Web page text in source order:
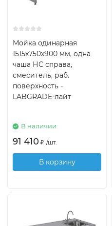
Мойка одинарная
1515х750х900 мм, одна
чаша НС справа,
смеситель, раб.
поверхность -
LABGRADE-лайт
В наличии
91 410 ₽ /шт.
В корзину